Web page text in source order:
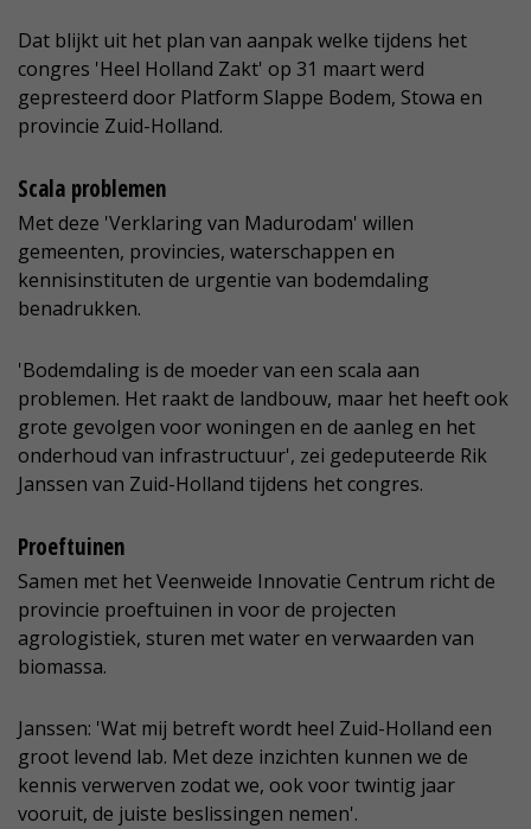
Dat blijkt uit het plan van aanpak welke tijdens het
congres 'Heel Holland Zakt' op 31 maart werd
gepresteerd door Platform Slappe Bodem, Stowa en
provincie Zuid-Holland.
Scala problemen
Met deze 'Verklaring van Madurodam' willen
gemeenten, provincies, waterschappen en
kennisinstituten de urgentie van bodemdaling
benadrukken.
'Bodemdaling is de moeder van een scala aan
problemen. Het raakt de landbouw, maar het heeft ook
grote gevolgen voor woningen en de aanleg en het
onderhoud van infrastructuur', zei gedeputeerde Rik
Janssen van Zuid-Holland tijdens het congres.
Proeftuinen
Samen met het Veenweide Innovatie Centrum richt de
provincie proeftuinen in voor de projecten
agrologistiek, sturen met water en verwaarden van
biomassa.
Janssen: 'Wat mij betreft wordt heel Zuid-Holland een
groot levend lab. Met deze inzichten kunnen we de
kennis verwerven zodat we, ook voor twintig jaar
vooruit, de juiste beslissingen nemen'.